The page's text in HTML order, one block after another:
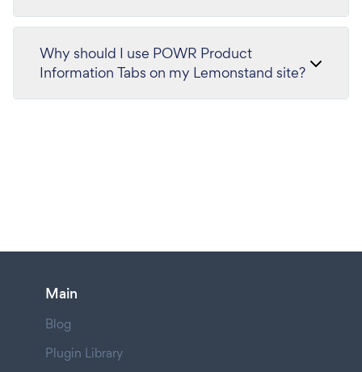
Why should I use POWR Product
Information Tabs on my Lemonstand site?
Main
Blog
Plugin Library